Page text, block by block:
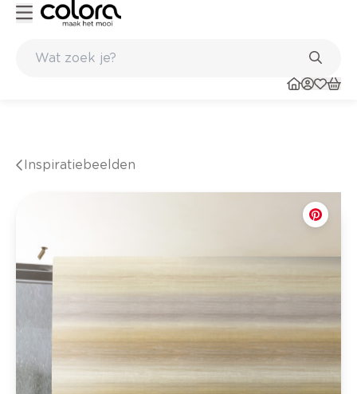
Inspiratiebeelden